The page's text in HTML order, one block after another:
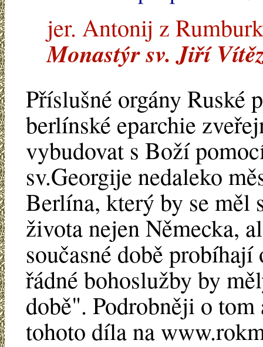
jer. Antonij z
Monastýr sv. Jiří
Příslušné orgány Ruské
berlínské eparchie
vybudovat s Boží
sv.Georgije nedaleko
Berlína, který by se měl
života nejen Německa,
současné době
řádné bohoslužby by
době". Podrobněji o
tohoto díla na